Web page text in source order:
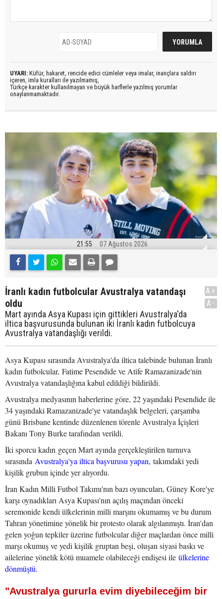
UYARI: Küfür, hakaret, rencide edici cümleler veya imalar, inançlara saldırı
içeren, imla kuralları ile yazılmamış,
Türkçe karakter kullanılmayan ve büyük harflerle yazılmış yorumlar
onaylanmamaktadır.
21:55 07 Ağustos 2026
İranlı kadın futbolcular Avustralya vatandaşı
oldu
Mart ayında Asya Kupası için gittikleri Avustralya'da
iltica başvurusunda bulunan iki İranlı kadın futbolcuya
Avustralya vatandaşlığı verildi.
A+
A-
Asya Kupası sırasında Avustralya'da iltica talebinde bulunan İranlı
kadın futbolcular, Fatime Pesendide ve Atife Ramazanizade'nin
Avustralya vatandaşlığına kabul edildiği bildirildi.
Avustralya medyasının haberlerine göre, 22 yaşındaki Pesendide ile
34 yaşındaki Ramazanizade'ye vatandaşlık belgeleri, çarşamba
günü Brisbane kentinde düzenlenen törenle Avustralya İçişleri
Bakanı Tony Burke tarafından verildi.
İki sporcu kadın geçen Mart ayında gerçekleştirilen turnuva
sırasında Avustralya'ya iltica başvurusu yapan, takımdaki yedi
kişilik grubun içinde yer alıyordu.
İran Kadın Milli Futbol Takımı'nın bazı oyuncuları, Güney Kore'ye
karşı oynadıkları Asya Kupası'nın açılış maçından önceki
seremonide kendi ülkelerinin milli marşını okumamış ve bu durum
Tahran yönetimine yönelik bir protesto olarak algılanmıştı. İran'dan
gelen yoğun tepkiler üzerine futbolcular diğer maçlardan önce milli
marşı okumuş ve yedi kişilik gruptan beşi, oluşan siyasi baskı ve
ailelerine yönelik kötü muamele olabileceği endişesi ile ülkelerine
dönmüştü.
"Avustralya gururla evim diyebileceğim bir